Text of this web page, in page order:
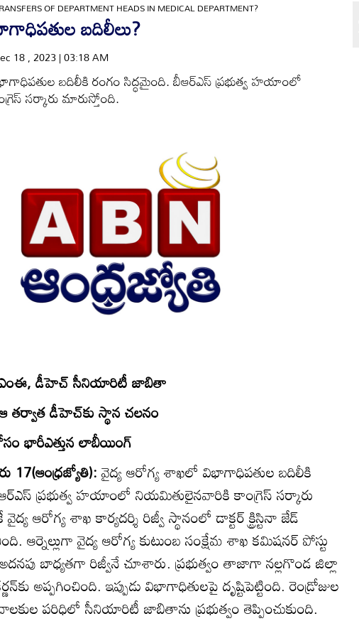
OF DEPARTMENT HEADS IN MEDICAL DEPARTMENT?
బదిలీలు?
18 , 2023 | 03:18 AM
బదిలీకి రంగం సిద్ధమైంది. బీఆర్‌ఎస్‌ ప్రభుత్వ హయాంలో
సర్కారు మారుస్తోంది.
డీఎంఈ, డీహెచ్‌ సీనియారిటీ జాబితా
డీహెచ్‌కు స్థాన చలనం
భారీఎత్తున లాబీయింగ్‌
వైద్య ఆరోగ్య శాఖలో విభాగాధిపతుల బదిలీకి
ప్రభుత్వ హయాంలో నియమితులైనవారికి కాంగ్రెస్‌ సర్కారు
ఆరోగ్య శాఖ కార్యదర్శి రిజ్వీ స్థానంలో డాక్టర్‌ క్ట్రిస్టినా జేడ్‌
ఆర్నెల్లుగా వైద్య ఆరోగ్య కుటుంబ సంక్షేమ శాఖ కమిషనర్‌ పోస్టు
బాధ్యతగా రిజ్వీనే చూశారు. ప్రభుత్వం తాజాగా నల్లగొండ జిల్లా
అప్పగించింది. ఇప్పుడు విభాగాధితులపై దృష్టిపెట్టింది. రెండ్రోజుల
పరిధిలో సీనియారిటీ జాబితాను ప్రభుత్వం తెప్పించుకుంది.